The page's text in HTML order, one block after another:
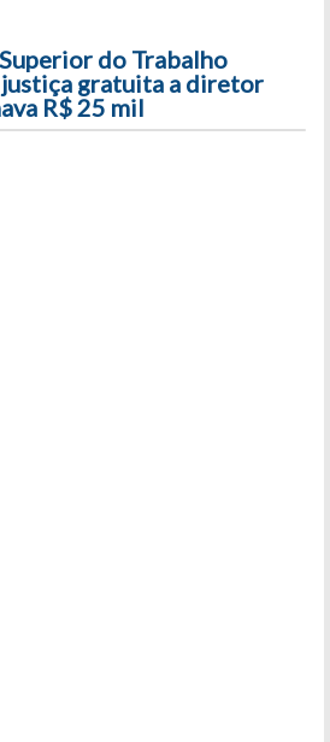
do Trabalho
gratuita a diretor
R$ 25 mil